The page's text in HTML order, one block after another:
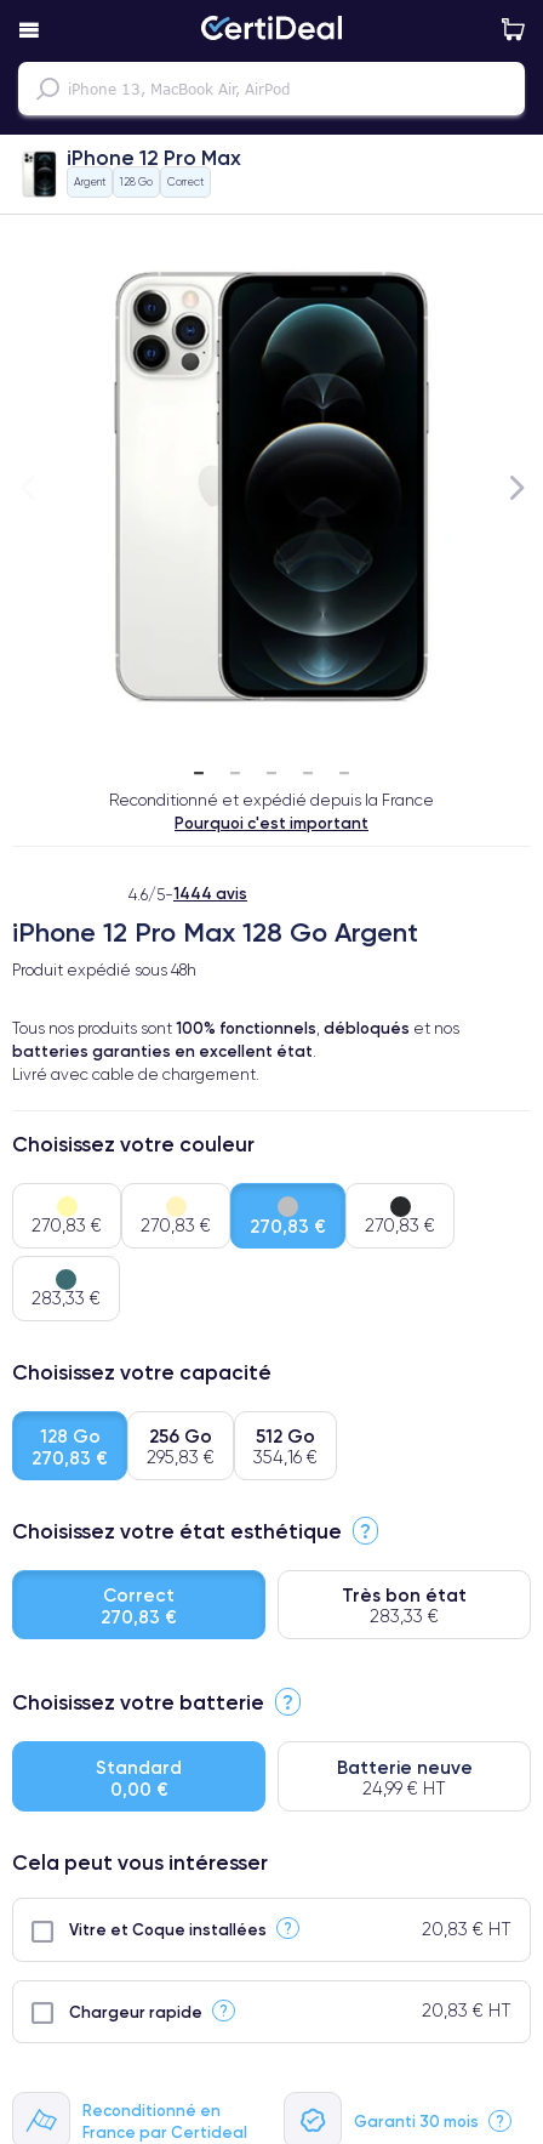
iPhone 12 Pro Max
Argent 128 Go Correct
Reconditionné et expédié depuis la France
Pourquoi c'est important
4.6/5-1444 avis
iPhone 12 Pro Max 128 Go Argent
Produit expédié sous 48h
Tous nos produits sont 100% fonctionnels, débloqués et nos
batteries garanties en excellent état.
Livré avec cable de chargement.
Reconditionné en
France par Certideal
Garanti 30 mois ?
Choisissez votre couleur
270,83 € 270,83 € 270,83 € 270,83 €
283,33 €
Choisissez votre capacité
128 Go
270,83 €
256 Go
295,83 €
512 Go
354,16 €
Choisissez votre état esthétique ?
Correct
270,83 €
Très bon état
283,33 €
⭐ Premium
● Batterie : usage intensif.
● Seuls 5% de nos téléphones ont un grade Premium.
Choisissez votre batterie ?
Standard
0,00 €
Batterie neuve
24,99 € HT
Cela peut vous intéresser
Vitre et Coque installées ? 20,83 € HT
Chargeur rapide ? 20,83 € HT